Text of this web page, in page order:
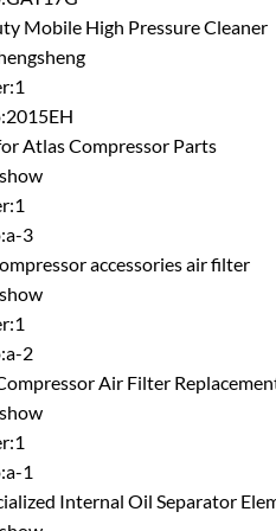
Mobile High Pressure Cleaner
Atlas Compressor Parts
3
accessories air filter
2
Air Filter
1
Internal Oil Separator